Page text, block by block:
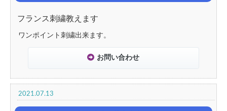
フランス刺繍教えます
ワンポイント刺繍出来ます。
お問い合わせ
2021.07.13